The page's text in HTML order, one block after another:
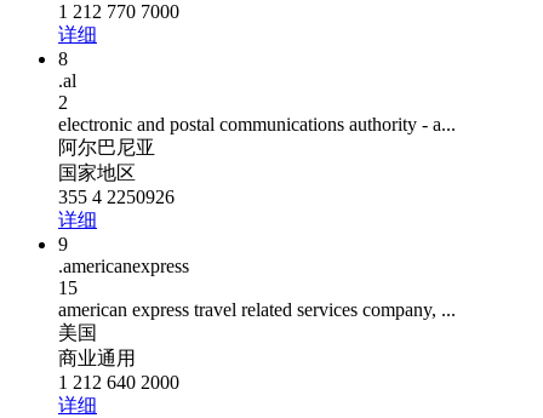
1 212 770 7000
详细
8
.al
2
electronic and postal communications authority - a...
阿尔巴尼亚
国家地区
355 4 2250926
详细
9
.americanexpress
15
american express travel related services company, ...
美国
商业通用
1 212 640 2000
详细